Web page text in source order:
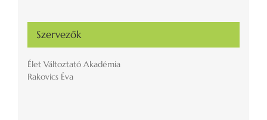
Szervezők
Élet Változtató Akadémia
Rakovics Éva